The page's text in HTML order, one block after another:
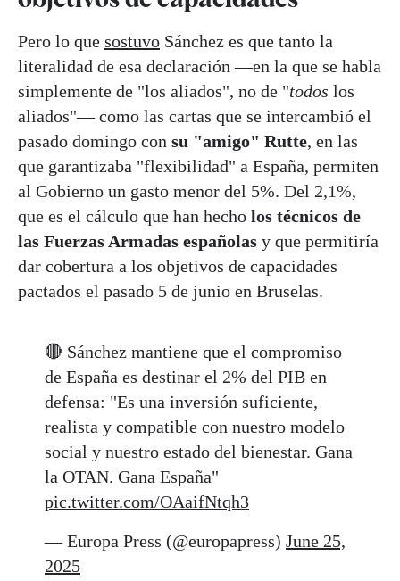
Pero lo que sostuvo Sánchez es que tanto la
literalidad de esa declaración —en la que se habla
simplemente de "los aliados", no de "todos los
aliados"— como las cartas que se intercambió el
pasado domingo con su "amigo" Rutte, en las
que garantizaba "flexibilidad" a España, permiten
al Gobierno un gasto menor del 5%. Del 2,1%,
que es el cálculo que han hecho los técnicos de
las Fuerzas Armadas españolas y que permitiría
dar cobertura a los objetivos de capacidades
pactados el pasado 5 de junio en Bruselas.
🔴 Sánchez mantiene que el compromiso
de España es destinar el 2% del PIB en
defensa: "Es una inversión suficiente,
realista y compatible con nuestro modelo
social y nuestro estado del bienestar. Gana
la OTAN. Gana España"
pic.twitter.com/OAaifNtqh3
— Europa Press (@europapress) June 25,
2025